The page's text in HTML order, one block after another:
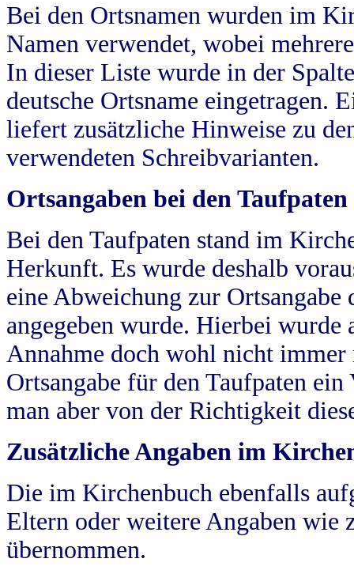
Bei den Ortsnamen wurden im
Namen verwendet, wobei
In dieser Liste wurde in der
deutsche Ortsname eingetragen.
liefert zusätzliche Hinweise zu
verwendeten Schreibvarianten.
Ortsangaben bei den Taufpaten
Bei den Taufpaten stand im
Herkunft. Es wurde deshalb
eine Abweichung zur
angegeben wurde. Hierbei wurde
Annahme doch wohl nicht
Ortsangabe für den Taufpaten
man aber von der Richtigkeit
Zusätzliche Angaben im
Die im Kirchenbuch ebenfalls
Eltern oder weitere Angaben wie
übernommen.